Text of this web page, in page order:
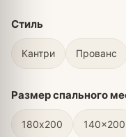
Стиль
Кантри Прованс
Размер спального
180х200 140x200